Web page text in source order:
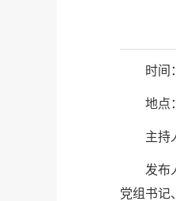
时间
地点
主持
发布
党组书记